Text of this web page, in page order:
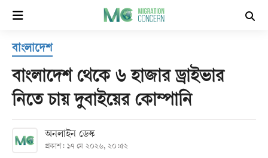
হোম
সর্বশেষ
বিভাগ
বাংলাদেশ
বাংলাদেশ থেকে ৬ হাজার ড্রাইভার
নিতে চায় দুবাইয়ের কোম্পানি
অনলাইন ডেস্ক
প্রকাশ: ১৭ মে ২০২৬, ২০:৫২